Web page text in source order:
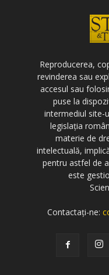
Reproducerea,
revinderea sau
accesul sau
puse la
intermediul site-
legislația
materie de
intelectuală,
pentru astfel de
este
Contactați-ne: